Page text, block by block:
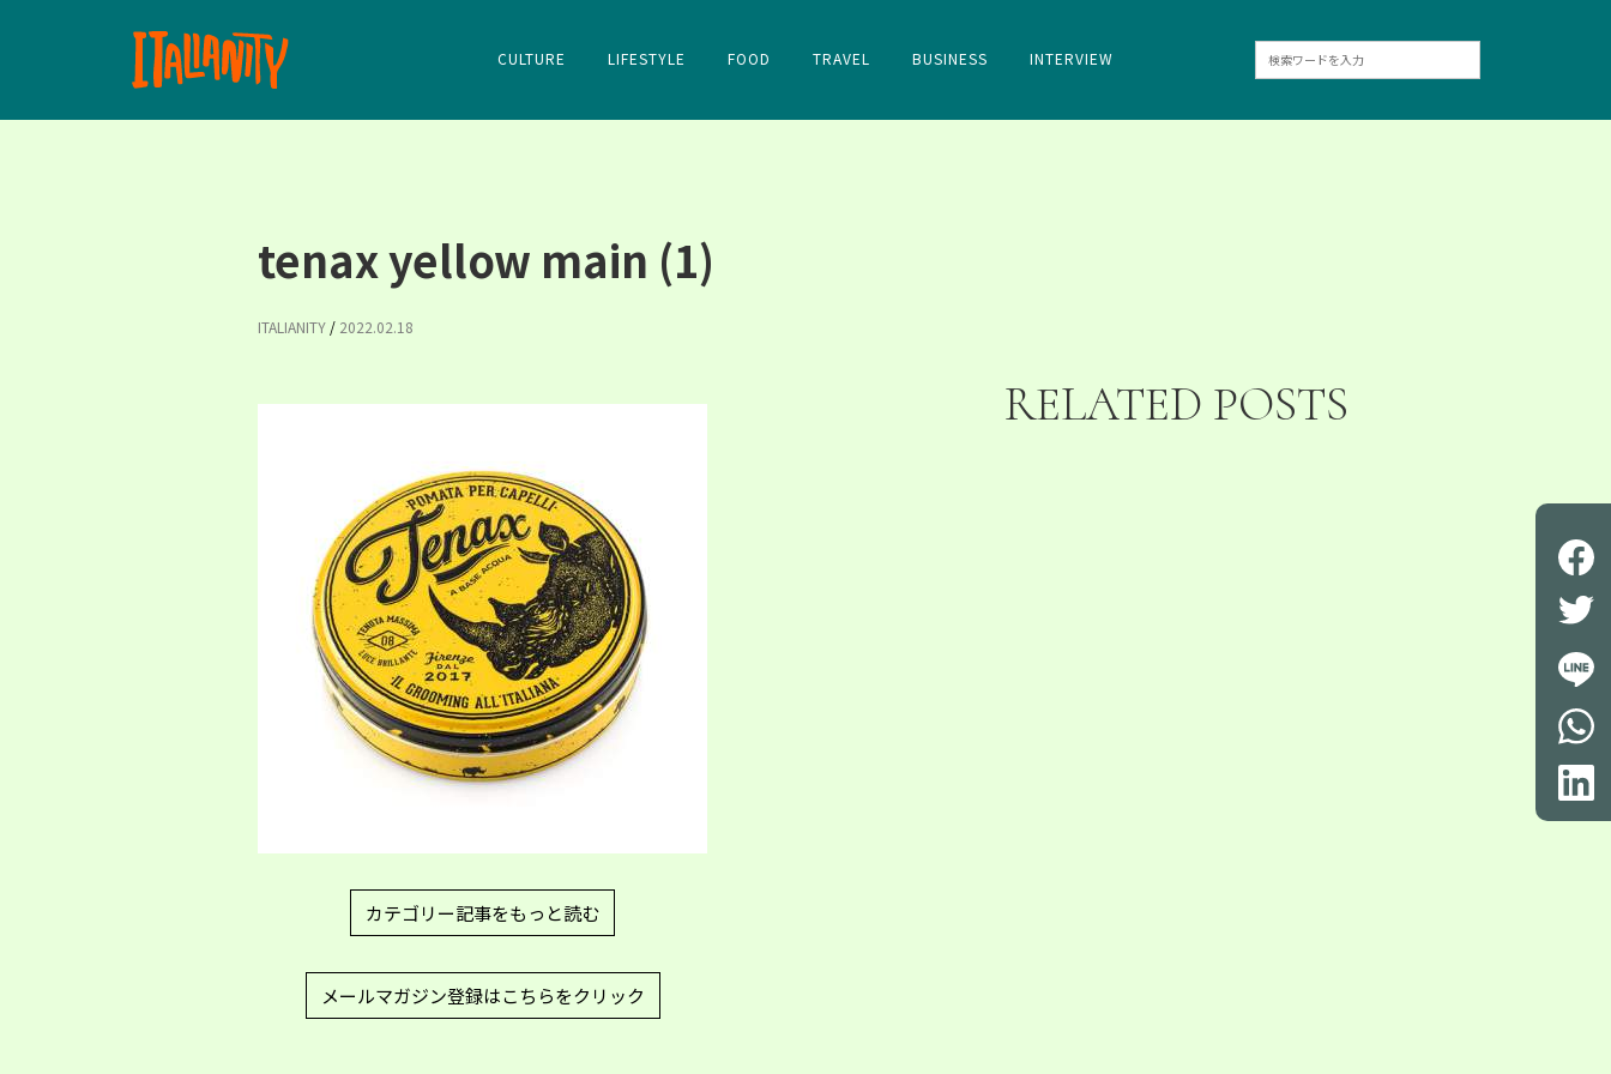
CULTURE LIFESTYLE FOOD TRAVEL BUSINESS INTERVIEW
tenax yellow main (1)
ITALIANITY / 2022.02.18
カテゴリー記事をもっと読む
メールマガジン登録はこちらをクリック
RELATED POSTS